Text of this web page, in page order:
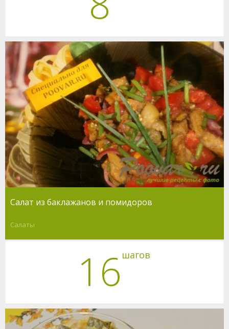
Салат из баклажанов и помидоров
Салаты
16 шагов